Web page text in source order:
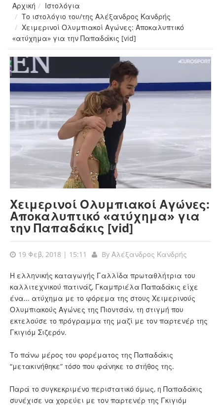
Αρχική
Ιστολόγια
Το ιστολόγιο του/της Αλέξανδρος Κανδρής
Χειμερινοί Ολυμπιακοί Αγώνες: Αποκαλυπτικό
«ατύχημα» για την Παπαδάκις [vid]
Χειμερινοί Ολυμπιακοί Αγώνες:
Αποκαλυπτικό «ατύχημα» για
την Παπαδάκις [vid]
19 Φεβ, 2018 | 15:11 By Αλέξανδρος Κανδρής
Η ελληνικής καταγωγής Γαλλίδα πρωταθλήτρια του
καλλιτεχνικού πατινάζ, Γκαμπριέλα Παπαδάκις είχε
ένα... ατύχημα με το φόρεμα της στους Χειμερινούς
Ολυμπιακούς Αγώνες της Πιοντσάν, τη στιγμή που
εκτελούσε το πρόγραμμα της μαζί με τον παρτενέρ της
Γκιγιόμ Σιζερόν.
Το πάνω μέρος του φορέματος της Παπαδάκις
“μετακινήθηκε” τόσο που φάνηκε το στήθος της.
Παρά το συγκεκριμένο περιστατικό όμως, η Παπαδάκις
συνέχισε να χορεύει με τον παρτενέρ της Γκιγιόμ